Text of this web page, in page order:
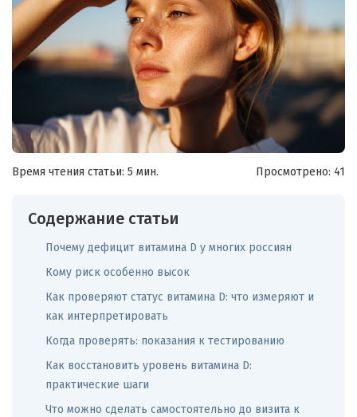
Время чтения статьи: 5 мин. Просмотрено: 41
Содержание статьи
Почему дефицит витамина D у многих россиян
Кому риск особенно высок
Как проверяют статус витамина D: что измеряют и
как интерпретировать
Когда проверять: показания к тестированию
Как восстановить уровень витамина D:
практические шаги
Что можно сделать самостоятельно до визита к
Я согласен наобработку моих персональных данных